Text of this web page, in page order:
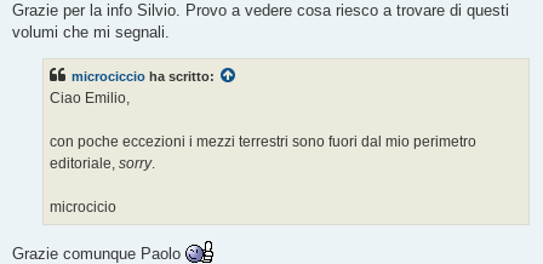
Grazie per la info Silvio. Provo a vedere cosa riesco a trovare di questi
volumi che mi segnali.
microciccio ha scritto:
Ciao Emilio,
con poche eccezioni i mezzi terrestri sono fuori dal mio perimetro
editoriale, sorry.
microcicio
Grazie comunque Paolo